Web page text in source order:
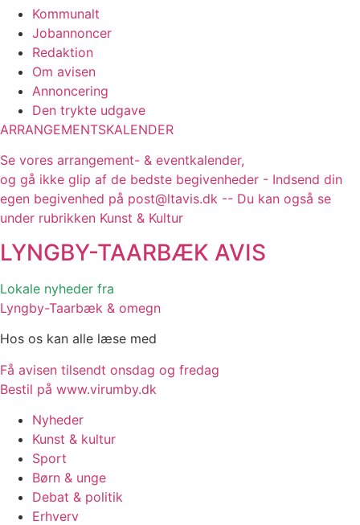
Kommunalt
Jobannoncer
Redaktion
Om avisen
Annoncering
Den trykte udgave
ARRANGEMENTSKALENDER
Se vores arrangement- & eventkalender,
og gå ikke glip af de bedste begivenheder - Indsend din
egen begivenhed på post@ltavis.dk -- Du kan også se
under rubrikken Kunst & Kultur
LYNGBY-TAARBÆK AVIS
Lokale nyheder fra
Lyngby-Taarbæk & omegn
Hos os kan alle læse med
Få avisen tilsendt onsdag og fredag
Bestil på www.virumby.dk
Nyheder
Kunst & kultur
Sport
Børn & unge
Debat & politik
Erhverv